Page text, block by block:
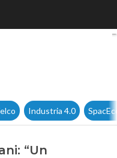
dei Copernicani:
Industria 4.0
“Un